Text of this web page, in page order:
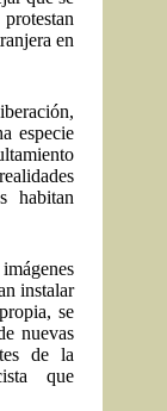
en
especie
habitan
instalar
se
nuevas
de la
que